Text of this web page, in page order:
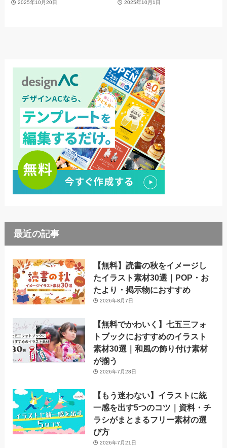
2025年10月20日 2025年10月1日
最近の記事
【無料】読書の秋をイメージし
たイラスト素材30選｜POP・お
たより・掲示物におすすめ
2026年8月7日
【無料でかわいく】七五三フォ
トブックにおすすめのイラスト
素材30選｜和風の飾り付け素材
が揃う
2026年7月28日
【もう迷わない】イラストに統
一感を出す5つのコツ｜資料・チ
ラシがまとまるフリー素材の選
び方
2026年7月21日